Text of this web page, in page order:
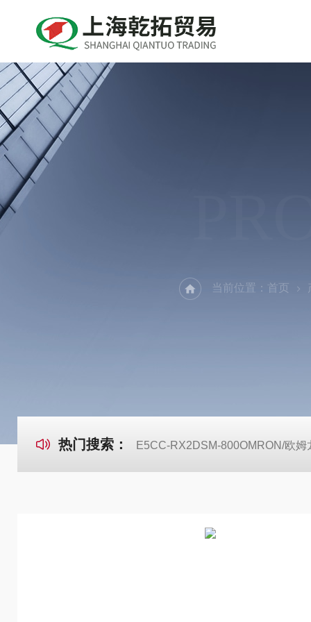
当前位置： 首页
热门搜索： E5CC-RX2DSM-800OMRON/欧